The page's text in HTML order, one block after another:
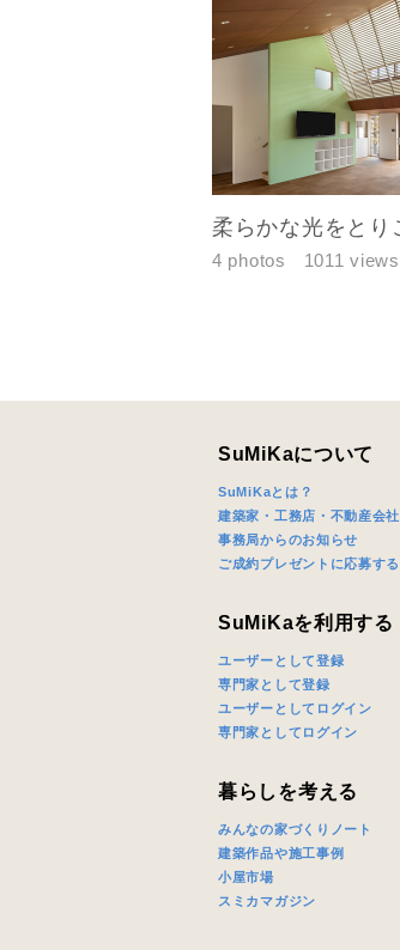
柔らかな光をとり
4 photos 1011 views
SuMiKaについて
SuMiKaとは？
建築家・工務店・不動産会
事務局からのお知らせ
ご成約プレゼントに応募する
SuMiKaを利用する
ユーザーとして登録
専門家として登録
ユーザーとしてログイン
専門家としてログイン
暮らしを考える
みんなの家づくりノート
建築作品や施工事例
小屋市場
スミカマガジン